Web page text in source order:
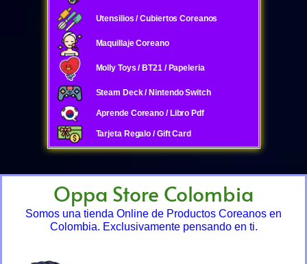
Utensilios / Cubiertos Coreanos
Maquillaje Coreano
Molly Toys / BT21 / Papeleria
Steam Deck / Nintendo Switch
Aprende Coreano / Libro Pdf
Tarjeta Regalo / Gift Card
Oppa Store Colombia
Somos una tienda Online de Productos Coreanos en
Colombia. Exclusivamente pensando en ti.